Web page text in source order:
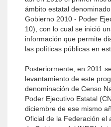
ámbito estatal
Gobierno 2010 - Poder
10), con lo cual se inició
información que permite
las políticas públicas en
Posteriormente, en 2011
levantamiento de este
denominación de Censo
Poder Ejecutivo Estatal
diciembre de ese mismo
Oficial de la Federación el